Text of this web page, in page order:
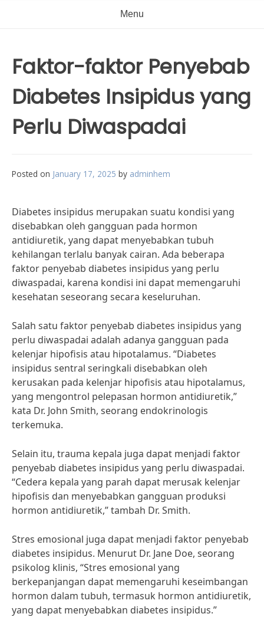
Menu
Faktor-faktor Penyebab
Diabetes Insipidus yang
Perlu Diwaspadai
Posted on January 17, 2025 by adminhem
Diabetes insipidus merupakan suatu kondisi yang
disebabkan oleh gangguan pada hormon
antidiuretik, yang dapat menyebabkan tubuh
kehilangan terlalu banyak cairan. Ada beberapa
faktor penyebab diabetes insipidus yang perlu
diwaspadai, karena kondisi ini dapat memengaruhi
kesehatan seseorang secara keseluruhan.
Salah satu faktor penyebab diabetes insipidus yang
perlu diwaspadai adalah adanya gangguan pada
kelenjar hipofisis atau hipotalamus. “Diabetes
insipidus sentral seringkali disebabkan oleh
kerusakan pada kelenjar hipofisis atau hipotalamus,
yang mengontrol pelepasan hormon antidiuretik,”
kata Dr. John Smith, seorang endokrinologis
terkemuka.
Selain itu, trauma kepala juga dapat menjadi faktor
penyebab diabetes insipidus yang perlu diwaspadai.
“Cedera kepala yang parah dapat merusak kelenjar
hipofisis dan menyebabkan gangguan produksi
hormon antidiuretik,” tambah Dr. Smith.
Stres emosional juga dapat menjadi faktor penyebab
diabetes insipidus. Menurut Dr. Jane Doe, seorang
psikolog klinis, “Stres emosional yang
berkepanjangan dapat memengaruhi keseimbangan
hormon dalam tubuh, termasuk hormon antidiuretik,
yang dapat menyebabkan diabetes insipidus.”